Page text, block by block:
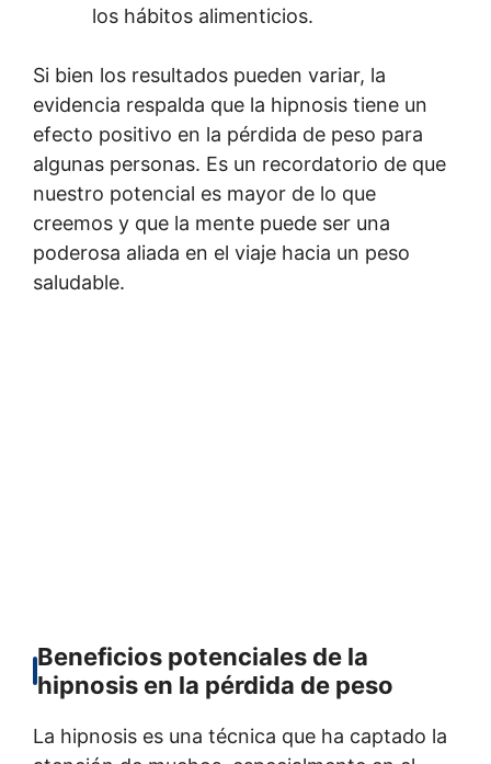
los hábitos alimenticios.
Si bien los resultados pueden variar, la
evidencia respalda que la hipnosis tiene un
efecto positivo en la pérdida de peso para
algunas personas. Es un recordatorio de que
nuestro potencial es mayor de lo que
creemos y que la mente puede ser una
poderosa aliada en el viaje hacia un peso
saludable.
Beneficios potenciales de la
hipnosis en la pérdida de peso
La hipnosis es una técnica que ha captado la